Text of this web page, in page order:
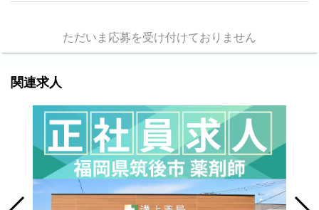
ただいま応募を受け付けておりません
関連求人